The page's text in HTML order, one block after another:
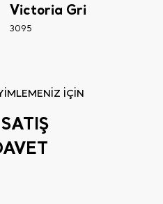
Victoria Gri
3095
İÇİN